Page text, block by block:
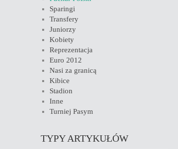
Sparingi
Transfery
Juniorzy
Kobiety
Reprezentacja
Euro 2012
Nasi za granicą
Kibice
Stadion
Inne
Turniej Pasym
TYPY ARTYKUŁÓW